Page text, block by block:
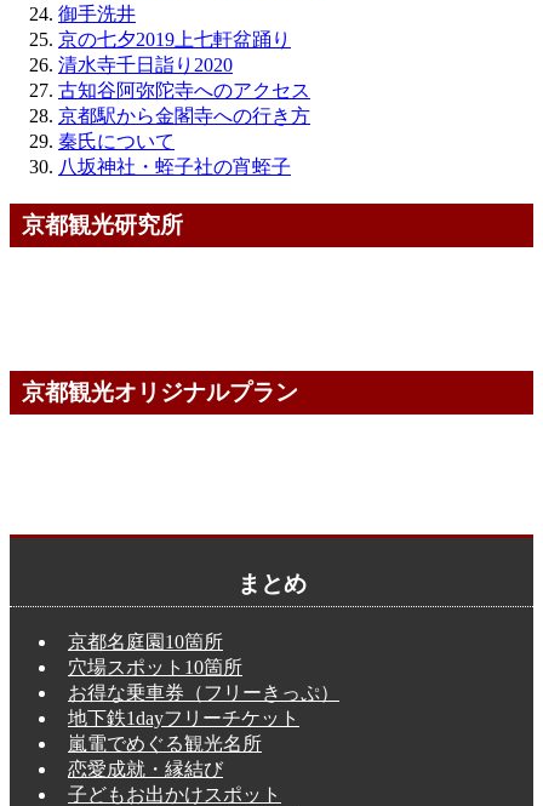
御手洗井
京の七夕2019上七軒盆踊り
清水寺千日詣り2020
古知谷阿弥陀寺へのアクセス
京都駅から金閣寺への行き方
秦氏について
八坂神社・蛭子社の宵蛭子
京都観光研究所
京都観光オリジナルプラン
まとめ
京都名庭園10箇所
穴場スポット10箇所
お得な乗車券（フリーきっぷ）
地下鉄1dayフリーチケット
嵐電でめぐる観光名所
恋愛成就・縁結び
子どもお出かけスポット